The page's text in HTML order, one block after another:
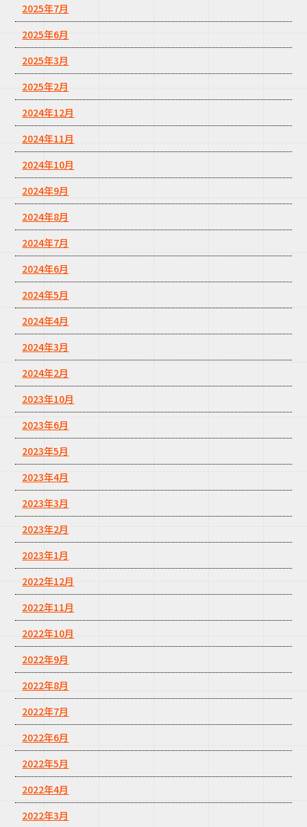
2025年7月
2025年6月
2025年3月
2025年2月
2024年12月
2024年11月
2024年10月
2024年9月
2024年8月
2024年7月
2024年6月
2024年5月
2024年4月
2024年3月
2024年2月
2023年10月
2023年6月
2023年5月
2023年4月
2023年3月
2023年2月
2023年1月
2022年12月
2022年11月
2022年10月
2022年9月
2022年8月
2022年7月
2022年6月
2022年5月
2022年4月
2022年3月